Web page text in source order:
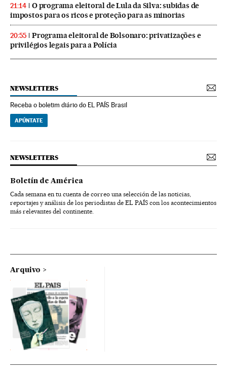
21:14
O programa eleitoral de Lula da Silva: subidas de
impostos para os ricos e proteção para as minorias
20:55
Programa eleitoral de Bolsonaro: privatizações e
privilégios legais para a Polícia
NEWSLETTERS
Receba o boletim diário do EL PAÍS Brasil
APÚNTATE
NEWSLETTERS
Boletín de América
Cada semana en tu cuenta de correo una selección de las noticias,
reportajes y análisis de los periodistas de EL PAÍS con los acontecimientos
más relevantes del continente.
Arquivo